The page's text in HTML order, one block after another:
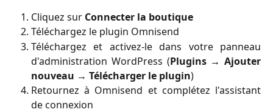
Cliquez sur Connecter la boutique
Téléchargez le plugin Omnisend
Téléchargez et activez-le dans votre panneau
d'administration WordPress (Plugins → Ajouter
nouveau → Télécharger le plugin)
Retournez à Omnisend et complétez l'assistant
de connexion